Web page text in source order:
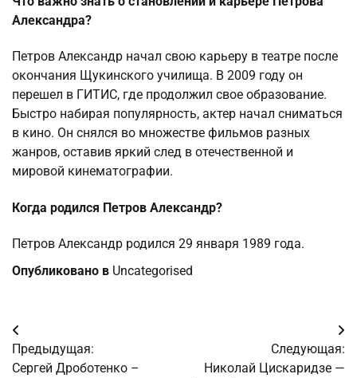
Александра?
Петров Александр начал свою карьеру в театре после
окончания Щукинского училища. В 2009 году он
перешел в ГИТИС, где продолжил свое образование.
Быстро набирая популярность, актер начал сниматься
в кино. Он снялся во множестве фильмов разных
жанров, оставив яркий след в отечественной и
мировой кинематографии.
Когда родился Петров Александр?
Петров Александр родился 29 января 1989 года.
Опубликовано в Uncategorised
Навигация
по
Предыдущая:
Сергей Дроботенко –
Следующая:
Николай Цискаридзе —